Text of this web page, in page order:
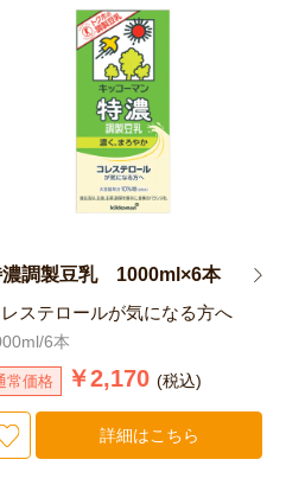
濃調製豆乳 1000ml×6本
レステロールが気になる方へ
6本
常価格 ￥2,170 (税込)
詳細はこちら